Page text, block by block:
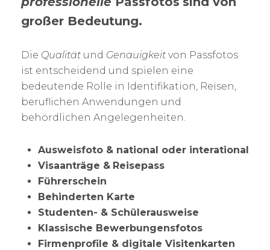
großer Bedeutung.
Die Qualität und Genauigkeit von Passfotos
ist entscheidend und spielen eine
bedeutende Rolle in Identifikation, Reisen,
beruflichen Anwendungen und
behördlichen Angelegenheiten.
Ausweisfoto & national oder interational
Visaanträge & Reisepass
Führerschein
Behinderten Karte
Studenten- & Schülerausweise
Klassische Bewerbungensfotos
Firmenprofile & digitale Visitenkarten